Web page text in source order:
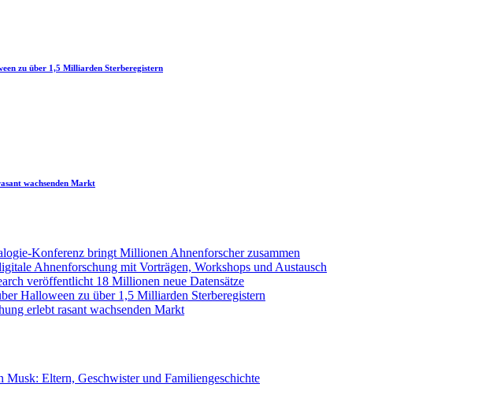
zu über 1,5 Milliarden Sterberegistern
wachsenden Markt
Konferenz bringt Millionen Ahnenforscher zusammen
Ahnenforschung mit Vorträgen, Workshops und Austausch
veröffentlicht 18 Millionen neue Datensätze
Halloween zu über 1,5 Milliarden Sterberegistern
erlebt rasant wachsenden Markt
Musk: Eltern, Geschwister und Familiengeschichte